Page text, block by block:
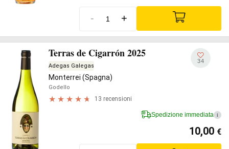
- +
Terras de Cigarrón 2025
Adegas Galegas
Monterrei (Spagna)
Godello
13 recensioni
34
Spedizione immediata i
10,00 €